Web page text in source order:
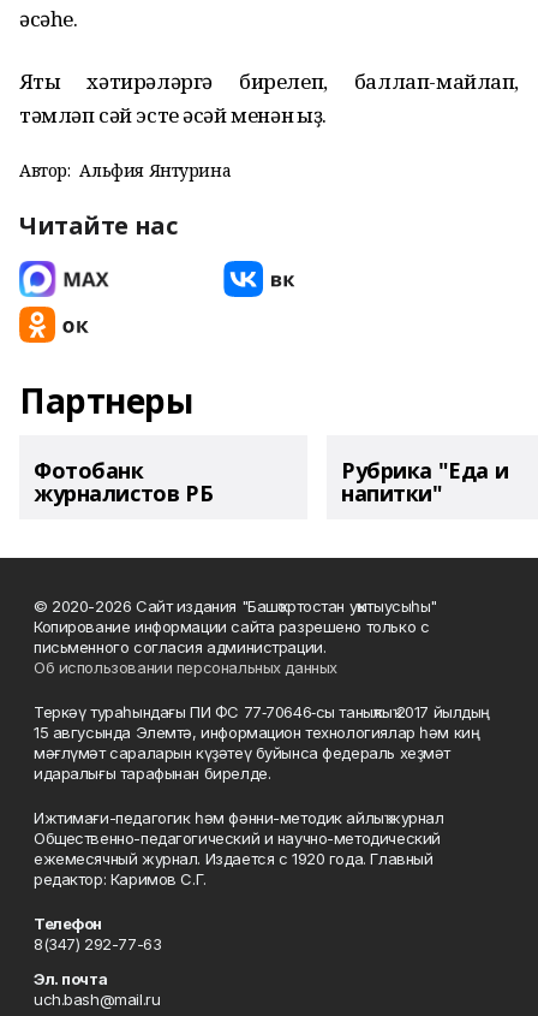
әсәһе.
Яҡты хәтирәләргә бирелеп, баллап-майлап,
тәмләп сәй эсте әсәй менән ҡыҙ.
Автор: Альфия Янтурина
Читайте нас
Партнеры
Фотобанк
журналистов РБ
Рубрика "Еда и
напитки"
© 2020-2026 Сайт издания "Башҡортостан уҡытыусыһы"
Копирование информации сайта разрешено только с
письменного согласия администрации.
Об использовании персональных данных
Теркәү тураһындағы ПИ ФС 77‑70646‑сы таныҡлыҡ 2017 йылдың
15 авгусында Элемтә, информацион технологиялар һәм киң
мәғлүмәт сараларын күҙәтеү буйынса федераль хеҙмәт
идаралығы тарафынан бирелде.
Ижтимағи-педагогик һәм фәнни-методик айлыҡ журнал
Общественно-педагогический и научно-методический
ежемесячный журнал. Издается с 1920 года. Главный
редактор: Каримов С.Г.
Телефон
8(347) 292-77-63
Эл. почта
uch.bash@mail.ru